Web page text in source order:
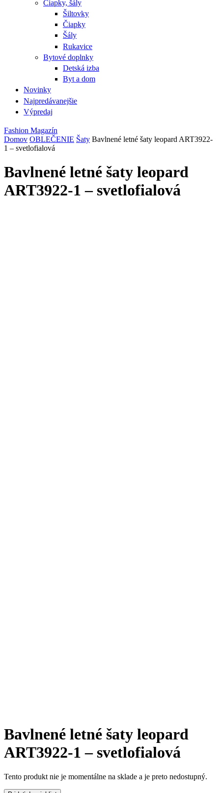
Čiapky, šály
Šiltovky
Čiapky
Šály
Rukavice
Bytové doplnky
Detská izba
Byt a dom
Novinky
Najpredávanejšie
Výpredaj
Fashion Magazín
Domov OBLEČENIE Šaty Bavlnené letné šaty leopard ART3922-
1 – svetlofialová
Bavlnené letné šaty leopard
ART3922-1 – svetlofialová
Bavlnené letné šaty leopard
ART3922-1 – svetlofialová
Tento produkt nie je momentálne na sklade a je preto nedostupný.